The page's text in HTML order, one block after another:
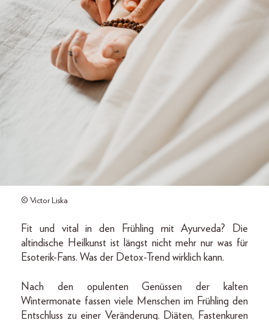
© Victor Liska
Fit und vital in den Frühling mit Ayurveda? Die
altindische Heilkunst ist längst nicht mehr nur was für
Esoterik-Fans. Was der Detox-Trend wirklich kann.
Nach den opulenten Genüssen der kalten
Wintermonate fassen viele Menschen im Frühling den
Entschluss zu einer Veränderung. Diäten, Fastenkuren